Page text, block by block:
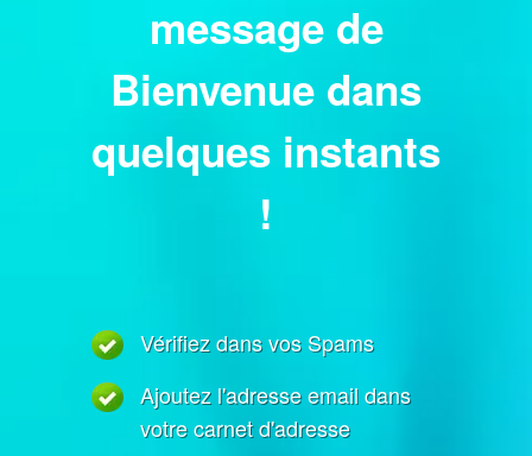
message de
Bienvenue dans
quelques instants
!
Vérifiez dans vos Spams
Ajoutez l'adresse email dans
votre carnet d'adresse